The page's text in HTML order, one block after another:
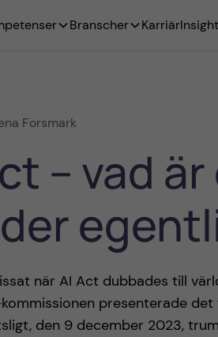
Branscher Karriär
Forsmark
– vad
när AI Act dubbades till
presenterade
den 9 december 2023,